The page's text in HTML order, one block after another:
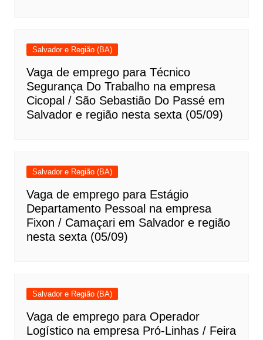
Salvador e Região (BA)
Vaga de emprego para Técnico
Segurança Do Trabalho na empresa
Cicopal / São Sebastião Do Passé em
Salvador e região nesta sexta (05/09)
Salvador e Região (BA)
Vaga de emprego para Estágio
Departamento Pessoal na empresa
Fixon / Camaçari em Salvador e região
nesta sexta (05/09)
Salvador e Região (BA)
Vaga de emprego para Operador
Logístico na empresa Pró-Linhas / Feira